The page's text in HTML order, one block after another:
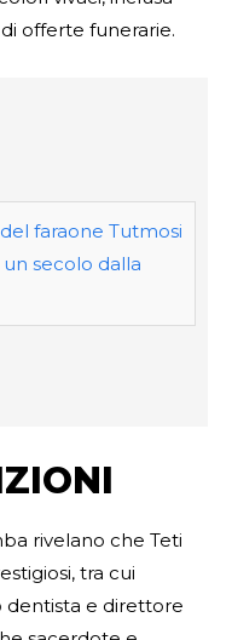
offerte funerarie.
faraone Tutmosi
secolo dalla
rivelano che Teti
tra cui
dentista e direttore